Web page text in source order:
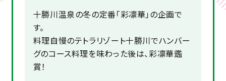
十勝川温泉の冬の定番「彩凛華」の企画で
す。
料理自慢のテトラリゾート十勝川でハンバー
グのコース料理を味わった後は、彩凛華鑑
賞！